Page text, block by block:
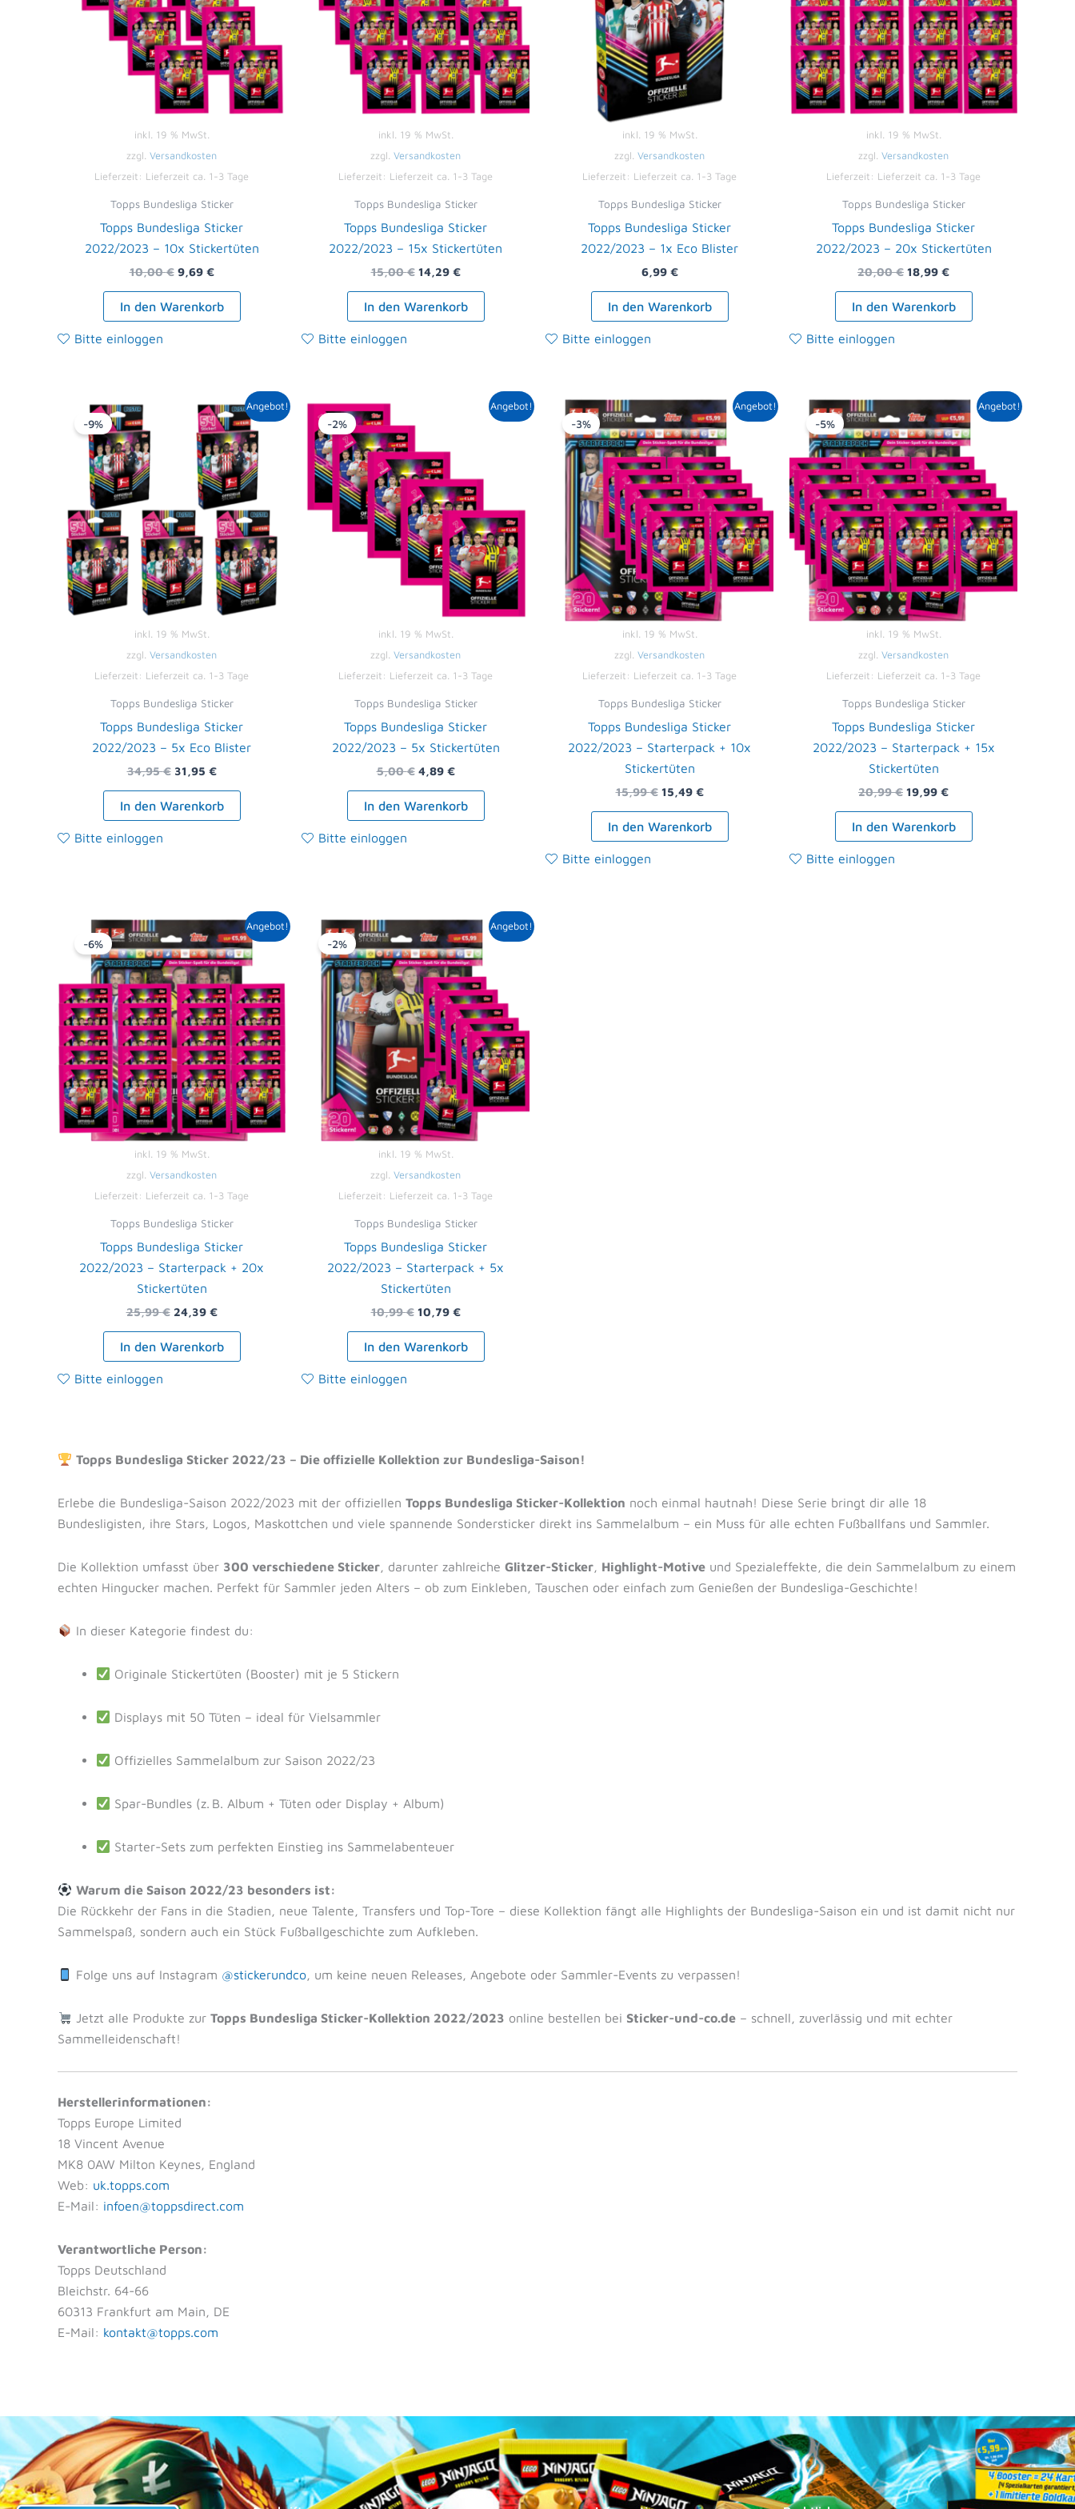
inkl. 19 % MwSt.
zzgl. Versandkosten
Lieferzeit: Lieferzeit ca. 1-3 Tage
Topps Bundesliga Sticker
Topps Bundesliga Sticker
2022/2023 – 10x Stickertüten
10,00€ 9,69 €
In den Warenkorb
Bitte einloggen
inkl. 19 % MwSt.
zzgl. Versandkosten
Lieferzeit: Lieferzeit ca. 1-3 Tage
Topps Bundesliga Sticker
Topps Bundesliga Sticker
2022/2023 – 15x Stickertüten
15,00€ 14,29 €
In den Warenkorb
Bitte einloggen
inkl. 19 % MwSt.
zzgl. Versandkosten
Lieferzeit: Lieferzeit ca. 1-3 Tage
Topps Bundesliga Sticker
Topps Bundesliga Sticker
2022/2023 – 1x Eco Blister
6,99 €
In den Warenkorb
Bitte einloggen
inkl. 19 % MwSt.
zzgl. Versandkosten
Lieferzeit: Lieferzeit ca. 1-3 Tage
Topps Bundesliga Sticker
Topps Bundesliga Sticker
2022/2023 – 20x Stickertüten
20,00€ 18,99 €
In den Warenkorb
Bitte einloggen
Angebot!
-9%
inkl. 19 % MwSt.
zzgl. Versandkosten
Lieferzeit: Lieferzeit ca. 1-3 Tage
Topps Bundesliga Sticker
Topps Bundesliga Sticker
2022/2023 – 5x Eco Blister
34,95€
Ursprünglicher
Preis
war:
34,95 €
31,95 €
Aktueller
Preis
ist:
31,95 €.
In den Warenkorb
Bitte einloggen
Angebot!
-2%
inkl. 19 % MwSt.
zzgl. Versandkosten
Lieferzeit: Lieferzeit ca. 1-3 Tage
Topps Bundesliga Sticker
Topps Bundesliga Sticker
2022/2023 – 5x Stickertüten
5,00€
Ursprünglicher
4,89 €
Aktueller
In den Warenkorb
Bitte einloggen
Angebot!
-3%
inkl. 19 % MwSt.
zzgl. Versandkosten
Lieferzeit: Lieferzeit ca. 1-3 Tage
Topps Bundesliga Sticker
Topps Bundesliga Sticker
2022/2023 – Starterpack + 10x
Stickertüten
15,99€
Ursprünglicher
Preis
war:
15,99 €
15,49 €
Aktueller
Preis
ist:
15,49 €.
In den Warenkorb
Bitte einloggen
Angebot!
-5%
inkl. 19 % MwSt.
zzgl. Versandkosten
Lieferzeit: Lieferzeit ca. 1-3 Tage
Topps Bundesliga Sticker
Topps Bundesliga Sticker
2022/2023 – Starterpack + 15x
Stickertüten
20,99€
Ursprünglicher
Preis
war:
20,99 €
19,99 €
Aktueller
Preis
ist:
19,99 €.
In den Warenkorb
Bitte einloggen
Angebot!
-6%
inkl. 19 % MwSt.
zzgl. Versandkosten
Lieferzeit: Lieferzeit ca. 1-3 Tage
Topps Bundesliga Sticker
Topps Bundesliga Sticker
2022/2023 – Starterpack + 20x
Stickertüten
25,99€
Ursprünglicher
Preis
war:
25,99 €
24,39 €
Aktueller
Preis
ist:
24,39 €.
In den Warenkorb
Bitte einloggen
Angebot!
-2%
inkl. 19 % MwSt.
zzgl. Versandkosten
Lieferzeit: Lieferzeit ca. 1-3 Tage
Topps Bundesliga Sticker
Topps Bundesliga Sticker
2022/2023 – Starterpack + 5x
Stickertüten
10,99€
Ursprünglicher
Preis
war:
10,99 €
10,79 €
Aktueller
Preis
ist:
10,79 €.
In den Warenkorb
Bitte einloggen
Topps Bundesliga Sticker 2022/23 – Die offizielle Kollektion zur Bundesliga-Saison!
Erlebe die Bundesliga-Saison 2022/2023 mit der offiziellen Topps Bundesliga Sticker-Kollektion noch einmal hautnah! Diese Serie bringt dir alle 18
Bundesligisten, ihre Stars, Logos, Maskottchen und viele spannende Sondersticker direkt ins Sammelalbum – ein Muss für alle echten Fußballfans und Sammler.
Die Kollektion umfasst über 300 verschiedene Sticker, darunter zahlreiche Glitzer-Sticker, Highlight-Motive und Spezialeffekte, die dein Sammelalbum zu einem
echten Hingucker machen. Perfekt für Sammler jeden Alters – ob zum Einkleben, Tauschen oder einfach zum Genießen der Bundesliga-Geschichte!
In dieser Kategorie findest du:
Originale Stickertüten (Booster) mit je 5 Stickern
Displays mit 50 Tüten – ideal für Vielsammler
Offizielles Sammelalbum zur Saison 2022/23
Spar-Bundles (z. B. Album + Tüten oder Display + Album)
Starter-Sets zum perfekten Einstieg ins Sammelabenteuer
Warum die Saison 2022/23 besonders ist:
Die Rückkehr der Fans in die Stadien, neue Talente, Transfers und Top-Tore – diese Kollektion fängt alle Highlights der Bundesliga-Saison ein und ist damit nicht nur
Sammelspaß, sondern auch ein Stück Fußballgeschichte zum Aufkleben.
Folge uns auf Instagram @stickerundco, um keine neuen Releases, Angebote oder Sammler-Events zu verpassen!
Jetzt alle Produkte zurTopps Bundesliga Sticker-Kollektion 2022/2023 online bestellen beiSticker-und-co.de – schnell, zuverlässig und mit echter
Sammelleidenschaft!
Herstellerinformationen:
Topps Europe Limited
18 Vincent Avenue
MK8 0AW Milton Keynes, England
Web: uk.topps.com
E-Mail: infoen@toppsdirect.com
Verantwortliche Person:
Topps Deutschland
Bleichstr. 64-66
60313 Frankfurt am Main, DE
E-Mail: kontakt@topps.com